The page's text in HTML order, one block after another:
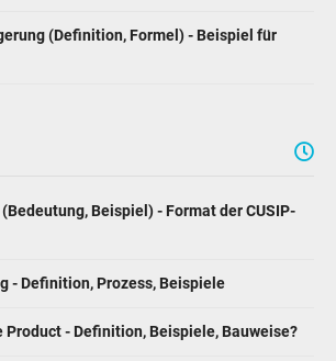
(Definition, Formel) - Beispiel für
Beispiel) - Format der CUSIP-
- Definition, Prozess, Beispiele
Product - Definition, Beispiele, Bauweise?